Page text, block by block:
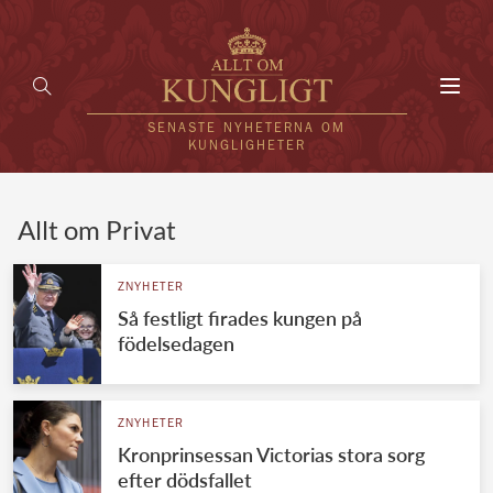
SENASTE NYHETERNA OM
KUNGLIGHETER
UTLÄNDSKT
VÄRLDENS KUNGAHUS
Svenska kungahuset
Brittiska kungahuset
REDAKTION
Allt om Privat
ZNYHETER
Så festligt firades kungen på
födelsedagen
ZNYHETER
Kronprinsessan Victorias stora sorg
efter dödsfallet